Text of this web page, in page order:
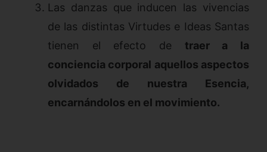
Las danzas que inducen las vivencias
de las distintas Virtudes e Ideas Santas
tienen el efecto de traer a la
conciencia corporal aquellos aspectos
olvidados de nuestra Esencia,
encarnándolos en el movimiento.